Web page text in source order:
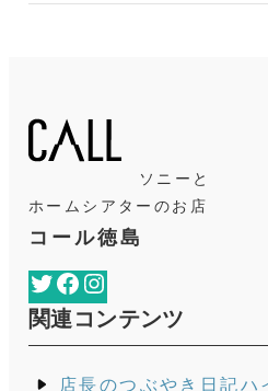
ソニーと
ホームシアターのお店
コール徳島
TwitterFacebook
関連コンテンツ
店長のつぶやき日記